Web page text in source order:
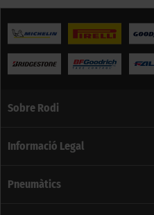
Sobre Rodi
Informació Legal
Pneumàtics